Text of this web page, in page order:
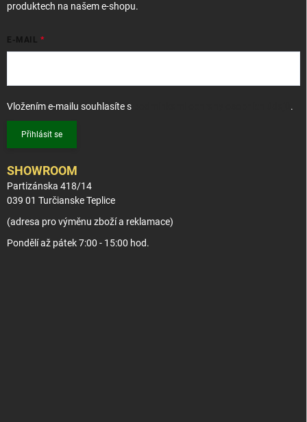
produktech na našem e-shopu.
E-MAIL
Vložením e-mailu souhlasíte s .
Přihlásit se
SHOWROOM
Partizánska 418/14
039 01 Turčianske Teplice
(adresa pro výměnu zboží a reklamace)
Pondělí až pátek 7:00 - 15:00 hod.